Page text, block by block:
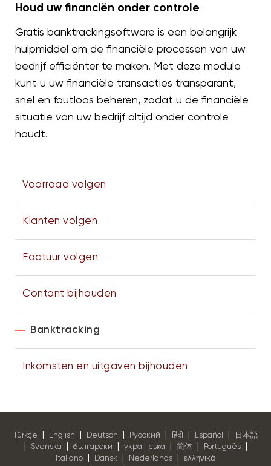
Houd uw financiën onder controle
Gratis banktrackingsoftware is een belangrijk
hulpmiddel om de financiële processen van uw
bedrijf efficiënter te maken. Met deze module
kunt u uw financiële transacties transparant,
snel en foutloos beheren, zodat u de financiële
situatie van uw bedrijf altijd onder controle
houdt.
Voorraad volgen
Klanten volgen
Factuur volgen
Contant bijhouden
Banktracking
Inkomsten en uitgaven bijhouden
Türkçe English Deutsch Pусский हिंदी Español 日本語
Svenska български українська 简体 Português
Italiano Dansk Nederlands ελληνικά